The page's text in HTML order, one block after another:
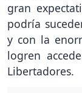
gran
podría
y con la
logren
Libertadores.